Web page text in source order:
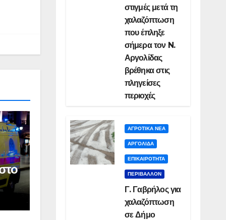
στιγμές μετά τη
χαλαζόπτωση
που έπληξε
σήμερα τον N.
Αργολίδας
βρέθηκα στις
πληγείσες
περιοχές
ΑΓΡΟΤΙΚΑ ΝΕΑ
ΑΡΓΟΛΙΔΑ
ΕΠΙΚΑΙΡΟΤΗΤΑ
ΠΕΡΙΒΑΛΛΟΝ
Γ. Γαβρήλος για
χαλαζόπτωση
σε Δήμο